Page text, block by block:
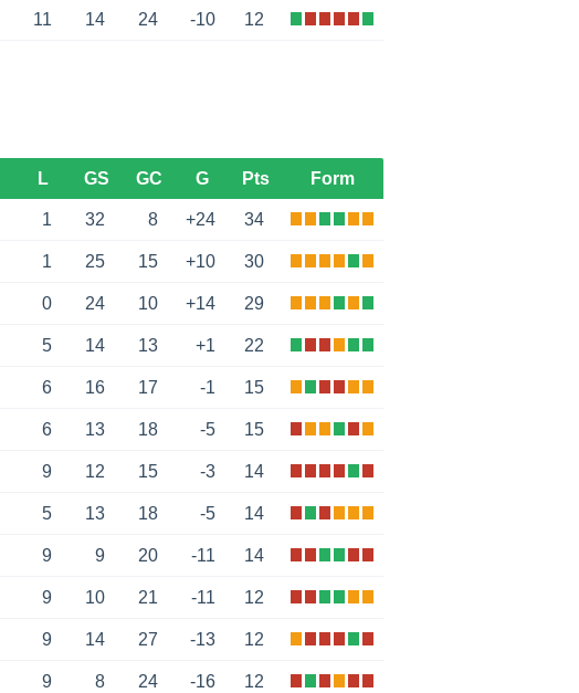
11 14 24 -10 12
L GS GC G Pts Form
1 32 8 +24 34
1 25 15 +10 30
0 24 10 +14 29
5 14 13 +1 22
6 16 17 -1 15
6 13 18 -5 15
9 12 15 -3 14
5 13 18 -5 14
9 9 20 -11 14
9 10 21 -11 12
9 14 27 -13 12
9 8 24 -16 12